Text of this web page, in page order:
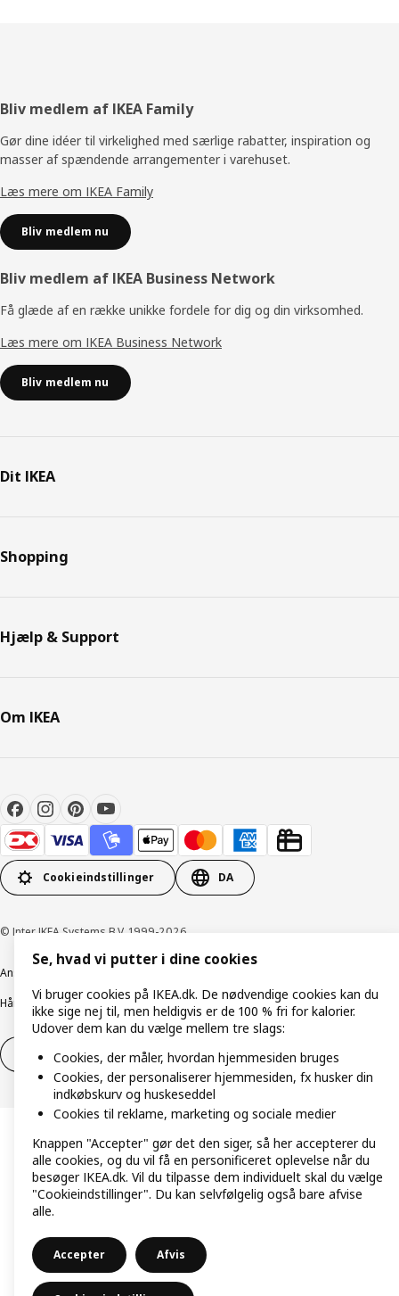
Footer
Bliv medlem af IKEA Family
Gør dine idéer til virkelighed med særlige rabatter, inspiration og
masser af spændende arrangementer i varehuset.
Læs mere om IKEA Family
Bliv medlem nu
Bliv medlem af IKEA Business Network
Få glæde af en række unikke fordele for dig og din virksomhed.
Læs mere om IKEA Business Network
Bliv medlem nu
Dit IKEA
Shopping
Hjælp & Support
Om IKEA
Cookieindstillinger DA
© Inter IKEA Systems B.V. 1999-2026
Ansvarlig rapportering
Håndtering af persondata Salgs- og leveringsbetingelser
Fortryd dit køb Fortryd dit køb af service
Se, hvad vi putter i dine cookies
Vi bruger cookies på IKEA.dk. De nødvendige cookies kan du
ikke sige nej til, men heldigvis er de 100 % fri for kalorier.
Udover dem kan du vælge mellem tre slags:
Cookies, der måler, hvordan hjemmesiden bruges
Cookies, der personaliserer hjemmesiden, fx husker din
indkøbskurv og huskeseddel
Cookies til reklame, marketing og sociale medier
Knappen "Accepter" gør det den siger, så her accepterer du
alle cookies, og du vil få en personificeret oplevelse når du
besøger IKEA.dk. Vil du tilpasse dem individuelt skal du vælge
"Cookieindstillinger". Du kan selvfølgelig også bare afvise
alle.
Accepter Afvis